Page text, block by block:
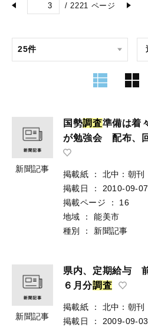
/ 2221 ページ
新聞記事
国勢調査準備は
が勉強会 配布、
掲載紙 ：
北中：朝刊
掲載日
：
2010-09-07
掲載ページ
：
16
地域
：
能美市
種別
： 新聞記事
新聞記事
県内、定期給与
６月分調査
掲載紙 ：
北中：朝刊
掲載日
：
2009-09-03